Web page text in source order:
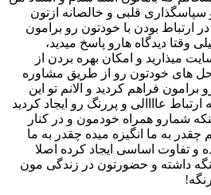
سپاسگذاری قلبی و خالصانه ازتون
ارتباط بودن با خودتون رو برامون
وقتا دیدگاه هارو پاسخ میدید،
میذارید و امکان بهره بردن از
حل های خودتون رو از طریق مشاوره
برامون فراهم کردید و الانم تو این
ارتباط عاااالی و پررنگ رو ایجاد کردید
شمارو همراه خودمون و در کنار
چقدر به ما انگیزه میده چقدر به ما
و تفاوت اساسی ایجاد کرده اصلا
داشته و حضورتون در زندگی مون